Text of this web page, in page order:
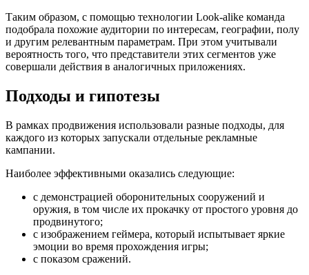
Таким образом, с помощью технологии Look-alike команда
подобрала похожие аудитории по интересам, географии, полу
и другим релевантным параметрам. При этом учитывали
вероятность того, что представители этих сегментов уже
совершали действия в аналогичных приложениях.
Подходы и гипотезы
В рамках продвижения использовали разные подходы, для
каждого из которых запускали отдельные рекламные
кампании.
Наиболее эффективными оказались следующие:
с демонстрацией оборонительных сооружений и
оружия, в том числе их прокачку от простого уровня до
продвинутого;
с изображением геймера, который испытывает яркие
эмоции во время прохождения игры;
с показом сражений.